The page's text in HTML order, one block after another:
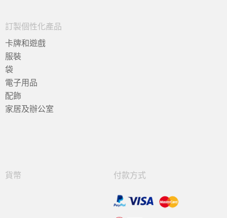
訂製個性化產品
卡牌和遊戲
服裝
袋
電子用品
配飾
家居及辦公室
貨幣 付款方式